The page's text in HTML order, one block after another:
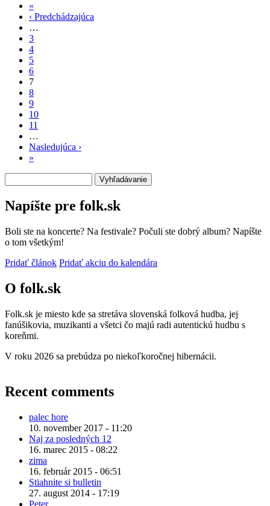
Stránkovanie
«
strana
‹ Predchádzajúca
…
3
4
5
6
7
8
9
10
11
…
Nasledujúca ›
»
Napíšte pre folk.sk
Boli ste na koncerte? Na festivale? Počuli ste dobrý album? Napíšte
o tom všetkým!
Pridať článok Pridať akciu do kalendára
O folk.sk
Folk.sk je miesto kde sa stretáva slovenská folková hudba, jej
fanúšikovia, muzikanti a všetci čo majú radi autentickú hudbu s
koreňmi.
V roku 2026 sa prebúdza po niekoľkoročnej hibernácii.
Recent comments
palec hore
10. november 2017 - 11:20
Naj za posledných 12
16. marec 2015 - 08:22
zima
16. február 2015 - 06:51
Stiahnite si bulletin
27. august 2014 - 17:19
Peter